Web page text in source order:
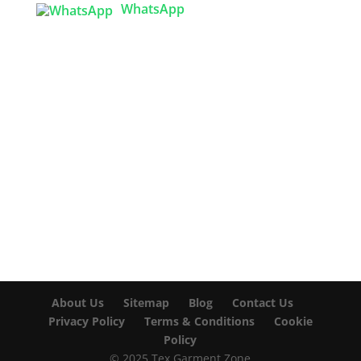
WhatsApp
About Us Sitemap Blog
Contact Us
Privacy Policy
Terms & Conditions
Cookie
Policy